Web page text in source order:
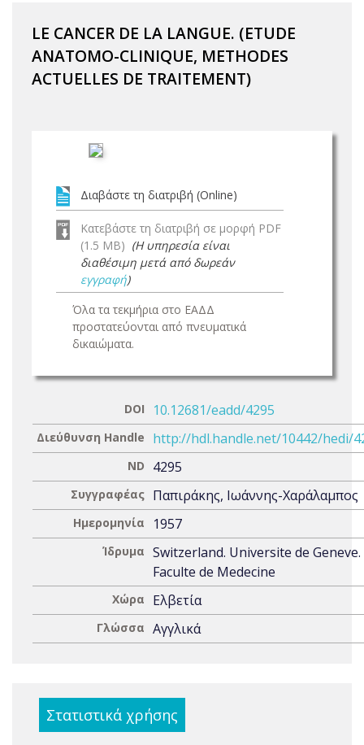
LE CANCER DE LA LANGUE. (ETUDE
ANATOMO-CLINIQUE, METHODES
ACTUELLES DE TRAITEMENT)
Διαβάστε τη διατριβή (Online)
Κατεβάστε τη διατριβή σε μορφή PDF
(1.5 MB) (Η υπηρεσία είναι
διαθέσιμη μετά από δωρεάν
εγγραφή)
Όλα τα τεκμήρια στο ΕΑΔΔ
προστατεύονται από πνευματικά
δικαιώματα.
DOI 10.12681/eadd/4295
Διεύθυνση Handle http://hdl.handle.net/10442/hedi/
ND 4295
Συγγραφέας Παπιράκης, Ιωάννης-Χαράλαμπος
Ημερομηνία 1957
Ίδρυμα Switzerland. Universite de Geneve.
Faculte de Medecine
Χώρα Ελβετία
Γλώσσα Αγγλικά
Στατιστικά χρήσης